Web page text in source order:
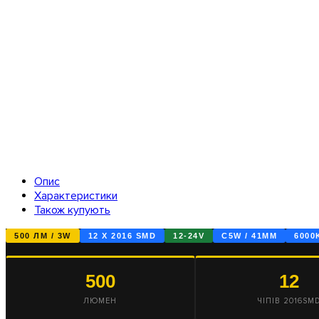
Опис
Характеристики
Також купують
500 ЛМ / 3W 12 X 2016 SMD 12-24V C5W / 41ММ
500
ЛЮМЕН
12
ЧІПІВ 2016SMD